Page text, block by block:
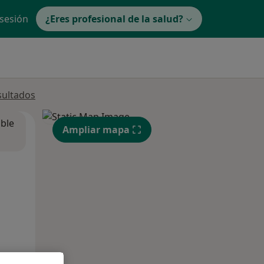
¿Eres profesional de la salud?
Ampliar mapa